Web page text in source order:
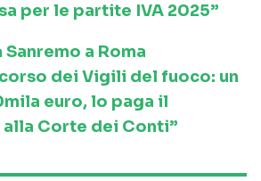
per le partite IVA 2025”
a Roma
dei Vigili del fuoco: un
euro, lo paga il
Corte dei Conti”